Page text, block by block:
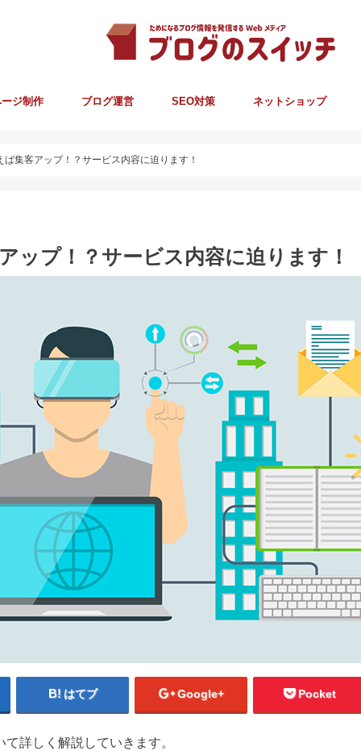
ジ制作 ブログ運営 SEO対策 ネットショップ
ば集客アップ！？サービス内容に迫ります！
ップ！？サービス内容に迫ります！
はてブ Google+ Pocket
詳しく解説していきます。